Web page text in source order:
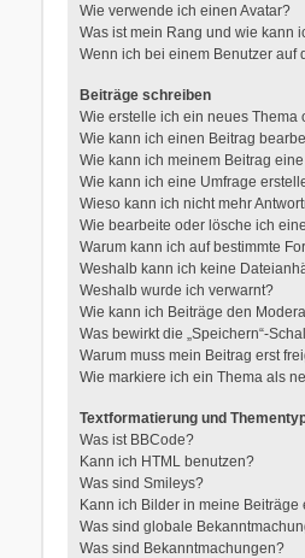
Wie verwende ich einen Avatar?
Was ist mein Rang und wie kann
Wenn ich bei einem Benutzer auf
Beiträge schreiben
Wie erstelle ich ein neues Thema
Wie kann ich einen Beitrag
Wie kann ich meinem Beitrag
Wie kann ich eine Umfrage
Wieso kann ich nicht mehr
Wie bearbeite oder lösche ich
Warum kann ich auf bestimmte
Weshalb kann ich keine
Weshalb wurde ich verwarnt?
Wie kann ich Beiträge den
Was bewirkt die „Speichern“-
Warum muss mein Beitrag erst
Wie markiere ich ein Thema als
Textformatierung und
Was ist BBCode?
Kann ich HTML benutzen?
Was sind Smileys?
Kann ich Bilder in meine Beiträge
Was sind globale
Was sind Bekanntmachungen?